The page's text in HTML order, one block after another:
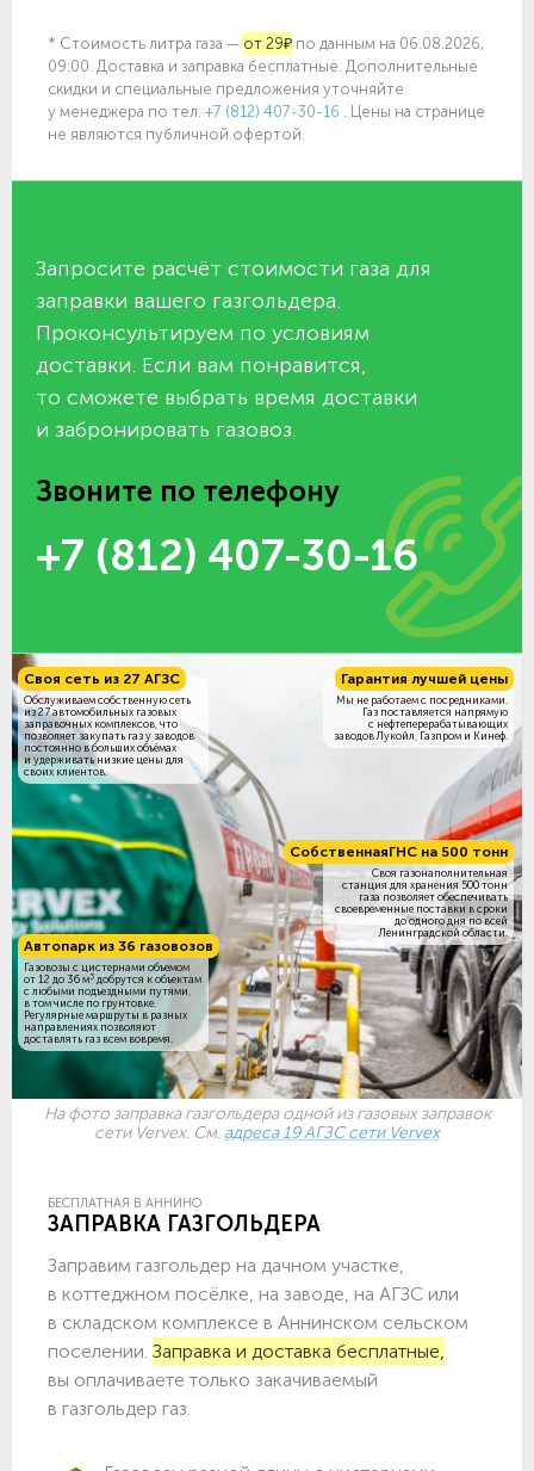
* Стоимость литра газа — от 29₽ по данным на 06.08.2026,
09:00. Доставка и заправка бесплатные. Дополнительные
скидки и специальные предложения уточняйте
у менеджера по тел. +7 (812) 407-30-16 . Цены на странице
не являются публичной офертой.
Запросите расчёт стоимости газа для
заправки вашего газгольдера.
Проконсультируем по условиям
доставки. Если вам понравится,
то сможете выбрать время доставки
и забронировать газовоз.
Звоните по телефону
+7 (812) 407-30-16
СобственнаяГНС на 500 тонн
Своя газонаполнительная
станция для хранения 500 тонн
газа позволяет обеспечивать
своевременные поставки в сроки
до одного дня по всей
Ленинградской области.
Своя сеть из 27 АГЗС
Обслуживаем собственную сеть
из 27 автомобильных газовых
заправочных комплексов, что
позволяет закупать газ у заводов
постоянно в больших объёмах
и удерживать низкие цены для
своих клиентов.
Гарантия лучшей цены
Мы не работаем с посредниками.
Газ поставляется напрямую
с нефтеперерабатывающих
заводов Лукойл, Газпром и Кинеф.
Автопарк из 36 газовозов
Газовозы с цистернами объемом
от 12 до 36 м3 добрутся к объектам
c любыми подъездными путями,
в том числе по грунтовке.
Регулярные маршруты в разных
направлениях позволяют
доставлять газ всем вовремя.
На фото заправка газгольдера одной из газовых заправок
сети Vervex. См. адреса 19 АГЗС сети Vervex
БЕСПЛАТНАЯ В АННИНО
ЗАПРАВКА ГАЗГОЛЬДЕРА
Заправим газгольдер на дачном участке,
в коттеджном посёлке, на заводе, на АГЗС или
в складском комплексе в Аннинском сельском
поселении. Заправка и доставка бесплатные,
вы оплачиваете только закачиваемый
в газгольдер газ.